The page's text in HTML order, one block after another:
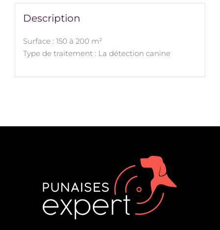
Description
Surface : 150 à 200 m²
Type de traitement : La détection canine